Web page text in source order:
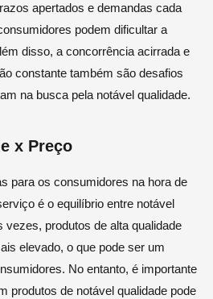
apertados e demandas cada
podem dificultar a
disso, a concorrência acirrada e
constante também são desafios
na busca pela notável qualidade.
x Preço
para os consumidores na hora de
é o equilíbrio entre notável
vezes, produtos de alta qualidade
elevado, o que pode ser um
No entanto, é importante
produtos de notável qualidade pode